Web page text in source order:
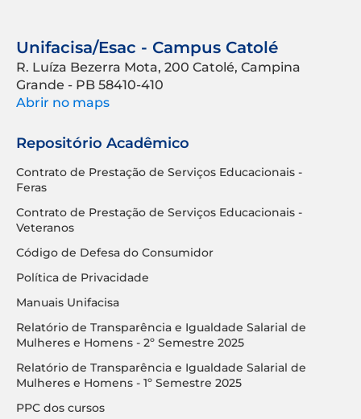
Unifacisa/Esac - Campus Catolé
R. Luíza Bezerra Mota, 200 Catolé, Campina
Grande - PB 58410-410
Abrir no maps
Repositório Acadêmico
Contrato de Prestação de Serviços Educacionais -
Feras
Contrato de Prestação de Serviços Educacionais -
Veteranos
Código de Defesa do Consumidor
Política de Privacidade
Manuais Unifacisa
Relatório de Transparência e Igualdade Salarial de
Mulheres e Homens - 2º Semestre 2025
Relatório de Transparência e Igualdade Salarial de
Mulheres e Homens - 1º Semestre 2025
PPC dos cursos